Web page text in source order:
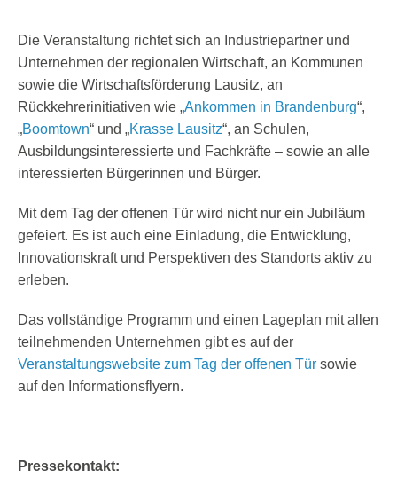
Die Veranstaltung richtet sich an Industriepartner und
Unternehmen der regionalen Wirtschaft, an Kommunen
sowie die Wirtschaftsförderung Lausitz, an
Rückkehrerinitiativen wie „Ankommen in Brandenburg“,
„Boomtown“ und „Krasse Lausitz“, an Schulen,
Ausbildungsinteressierte und Fachkräfte – sowie an alle
interessierten Bürgerinnen und Bürger.
Mit dem Tag der offenen Tür wird nicht nur ein Jubiläum
gefeiert. Es ist auch eine Einladung, die Entwicklung,
Innovationskraft und Perspektiven des Standorts aktiv zu
erleben.
Das vollständige Programm und einen Lageplan mit allen
teilnehmenden Unternehmen gibt es auf der
Veranstaltungswebsite zum Tag der offenen Tür sowie
auf den Informationsflyern.
Pressekontakt: